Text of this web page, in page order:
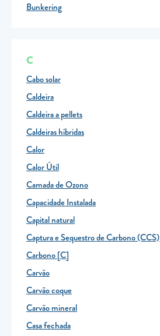
Bunkering
C
Cabo solar
Caldeira
Caldeira a pellets
Caldeiras híbridas
Calor
Calor Útil
Camada de Ozono
Capacidade Instalada
Capital natural
Captura e Sequestro de Carbono (CCS)
Carbono [C]
Carvão
Carvão coque
Carvão mineral
Casa fechada